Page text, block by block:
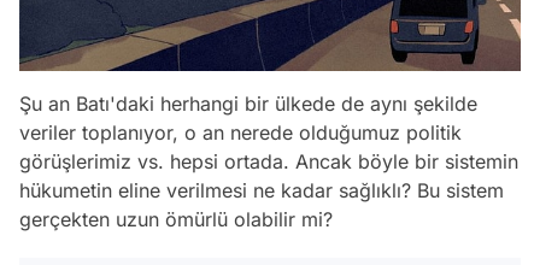
Şu an Batı'daki herhangi bir ülkede de aynı şekilde
veriler toplanıyor, o an nerede olduğumuz politik
görüşlerimiz vs. hepsi ortada. Ancak böyle bir sistemin
hükumetin eline verilmesi ne kadar sağlıklı? Bu sistem
gerçekten uzun ömürlü olabilir mi?